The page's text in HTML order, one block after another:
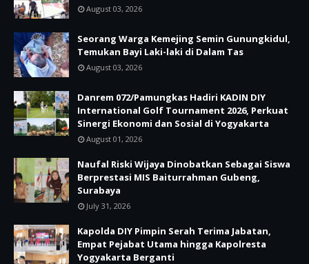
August 03, 2026
Seorang Warga Kemejing Semin Gunungkidul,
Temukan Bayi Laki-laki di Dalam Tas
August 03, 2026
Danrem 072/Pamungkas Hadiri KADIN DIY
International Golf Tournament 2026, Perkuat
Sinergi Ekonomi dan Sosial di Yogyakarta
August 01, 2026
Naufal Riski Wijaya Dinobatkan Sebagai Siswa
Berprestasi MIS Baiturrahman Gubeng,
Surabaya
July 31, 2026
Kapolda DIY Pimpin Serah Terima Jabatan,
Empat Pejabat Utama hingga Kapolresta
Yogyakarta Berganti